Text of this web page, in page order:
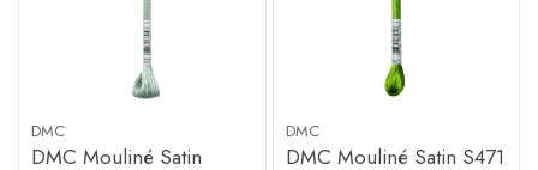
DMC
DMC Mouliné Satin
DMC
DMC Mouliné Satin S471